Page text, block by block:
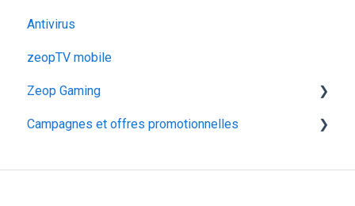
Dépanner mon décodeur TV N9000
Configurer mon décodeur TV N9000
Configurer mon décodeur TV N5200
Antivirus
zeopTV mobile
Zeop Gaming
Présentation
Campagnes et offres promotionnelles